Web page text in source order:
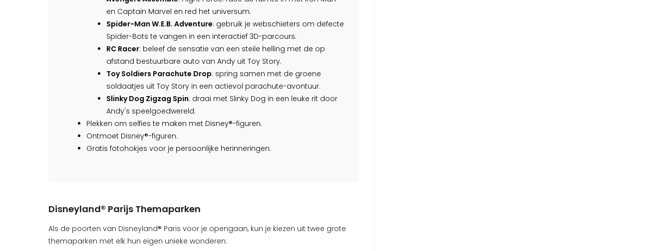
en Captain Marvel en red het universum.
Spider-Man W.E.B. Adventure: gebruik je webschieters om defecte
Spider-Bots te vangen in een interactief 3D-parcours.
RC Racer: beleef de sensatie van een steile helling met de op
afstand bestuurbare auto van Andy uit Toy Story.
Toy Soldiers Parachute Drop: spring samen met de groene
soldaatjes uit Toy Story in een actievol parachute-avontuur.
Slinky Dog Zigzag Spin: draai met Slinky Dog in een leuke rit door
Andy's speelgoedwereld.
Plekken om selfies te maken met Disney®-figuren.
Ontmoet Disney®-figuren.
Gratis fotohokjes voor je persoonlijke herinneringen.
Disneyland® Parijs Themaparken
Als de poorten van Disneyland® Paris voor je opengaan, kun je kiezen uit twee grote
themaparken met elk hun eigen unieke wonderen: